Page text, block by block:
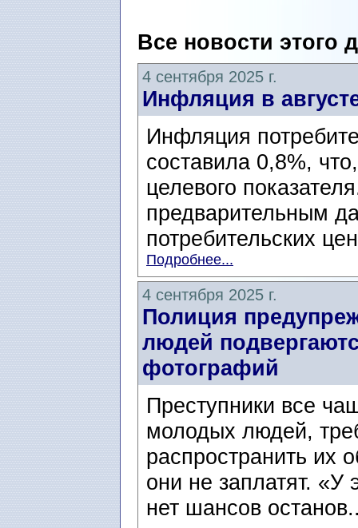
Все новости этого
4 сентября 2025 г.
Инфляция в
Инфляция
составила 0,8%,
целевого
предварительным
потребительских
Подробнее...
4 сентября 2025 г.
Полиция
людей
фотографий
Преступники все
молодых людей,
распространить их
они не заплатят.
нет шансов